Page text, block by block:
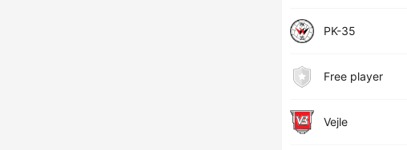
PK-35
Free player
Vejle